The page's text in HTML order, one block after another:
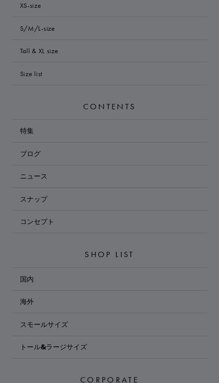
XS-size
S/M/L-size
Tall & XL size
Size list
CONTENTS
特集
ブログ
ニュース
スナップ
コンセプト
SHOP LIST
国内
海外
スモールサイズ
トール&ラージサイズ
CORPORATE